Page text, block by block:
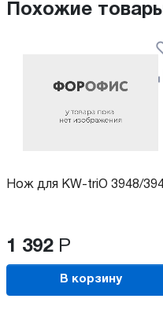
Похожие
Нож для KW-triO 3948/
1 392 Р
В корзину